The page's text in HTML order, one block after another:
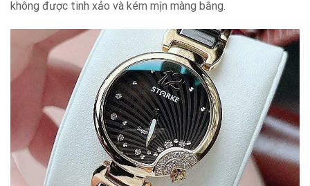
không được tinh xảo và kém mịn màng bằng.